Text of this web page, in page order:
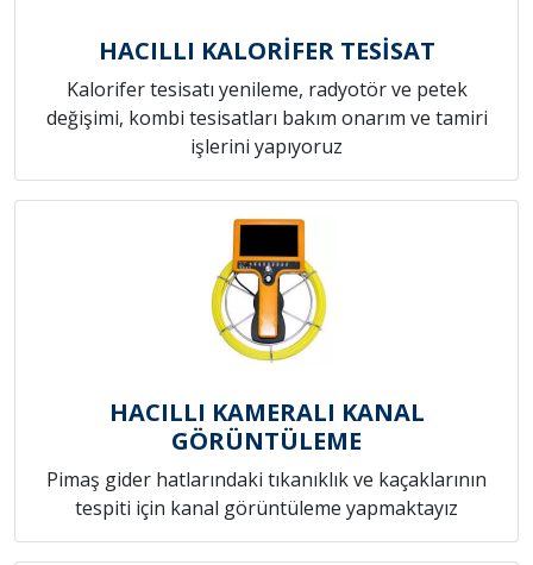
HACILLI KALORİFER TESİSAT
Kalorifer tesisatı yenileme, radyotör ve petek
değişimi, kombi tesisatları bakım onarım ve tamiri
işlerini yapıyoruz
HACILLI KAMERALI KANAL
GÖRÜNTÜLEME
Pimaş gider hatlarındaki tıkanıklık ve kaçaklarının
tespiti için kanal görüntüleme yapmaktayız